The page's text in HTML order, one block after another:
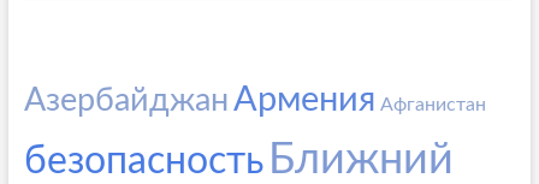
АзербайджанАрмения Афганистан
безопасность Ближний